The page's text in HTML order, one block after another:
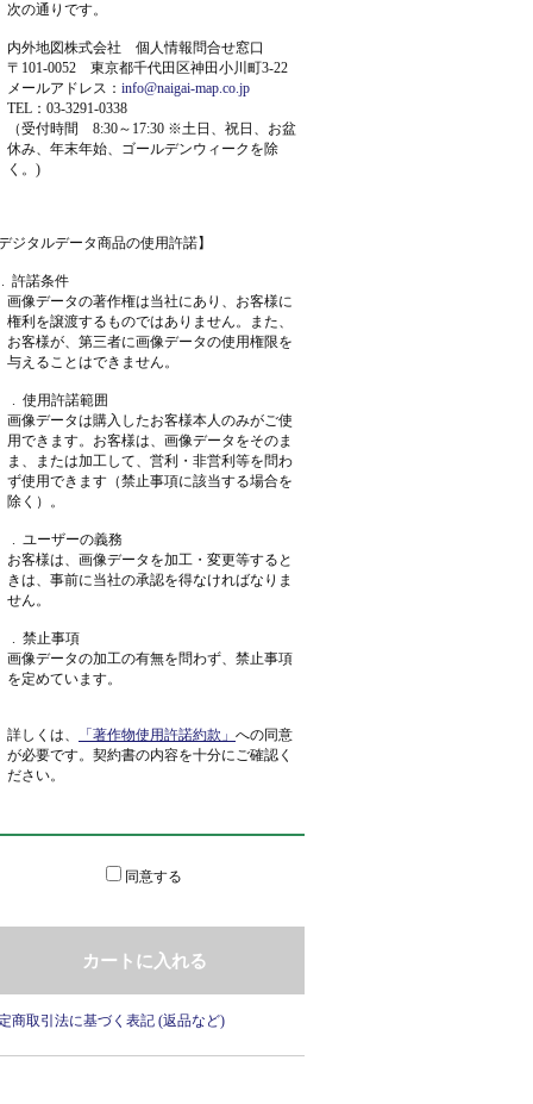
次の通りです。
内外地図株式会社 個人情報問合せ窓口
〒101-0052 東京都千代田区神田小川町3-22
メールアドレス： info@naigai-map.co.jp
TEL：03-3291-0338
（受付時間 8:30～17:30 ※土日、祝日、お盆
休み、年末年始、ゴールデンウィークを除
く。)
ジタルデータ商品の使用許諾】
許諾条件
画像データの著作権は当社にあり、お客様に
権利を譲渡するものではありません。また、
お客様が、第三者に画像データの使用権限を
与えることはできません。
. 使用許諾範囲
画像データは購入したお客様本人のみがご使
用できます。お客様は、画像データをそのま
ま、または加工して、営利・非営利等を問わ
ず使用できます（禁止事項に該当する場合を
除く）。
. ユーザーの義務
お客様は、画像データを加工・変更等すると
きは、事前に当社の承認を得なければなりま
せん。
. 禁止事項
画像データの加工の有無を問わず、禁止事項
を定めています。
詳しくは、 「著作物使用許諾約款」 への同意
が必要です。契約書の内容を十分にご確認く
ださい。
同意する
商取引法に基づく表記 (返品など)